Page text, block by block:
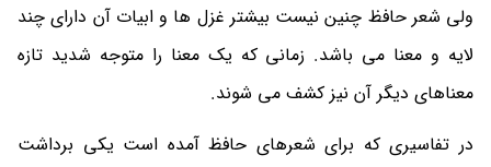
ولی شعر حافظ چنین نیست بیشتر غزل ها و ابیات آن دارای چند
لایه و معنا می باشد. زمانی که یک معنا را متوجه شدید تازه
معناهای دیگر آن نیز کشف می شوند.
در تفاسیری که برای شعرهای حافظ آمده است یکی برداشت